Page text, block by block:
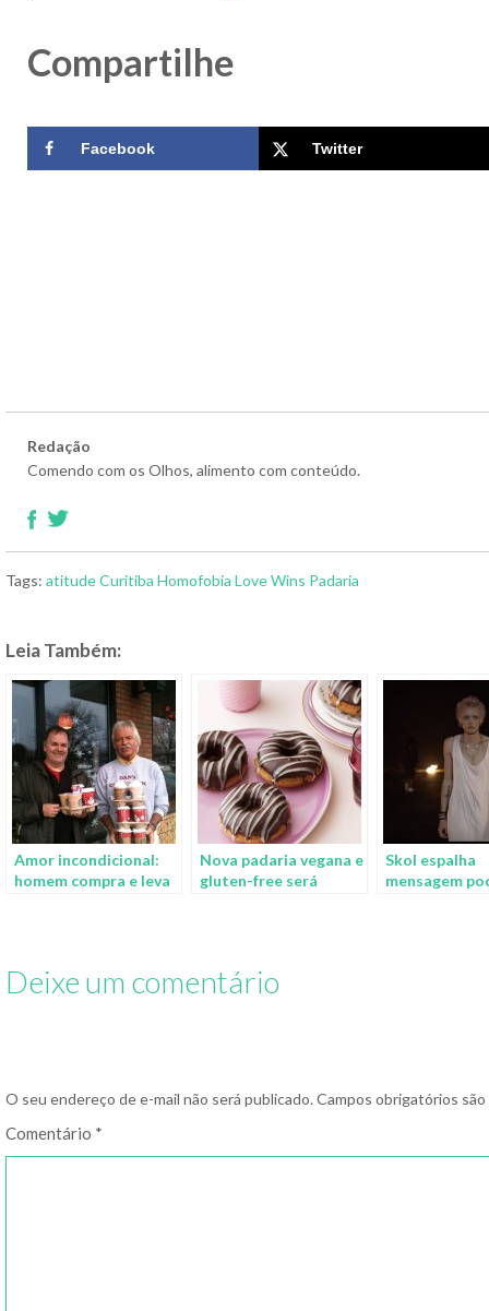
Compartilhe
Facebook Twitter
Redação
Comendo com os Olhos, alimento com conteúdo.
Tags: atitudeCuritiba Homofobia Love Wins Padaria
Leia Também:
Amor incondicional:
homem compra e leva
Nova padaria vegana e
gluten-free será
Skol espalha
mensagem
Deixe um comentário
O seu endereço de e-mail não será publicado. Campos obrigatórios
Comentário *